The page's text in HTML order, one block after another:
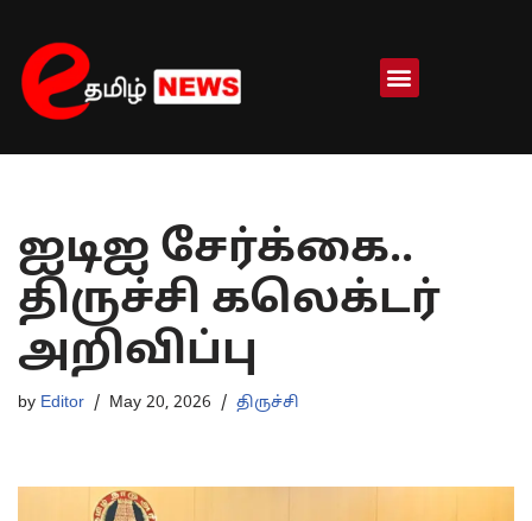
Skip
to
content
ஐடிஐ சேர்க்கை..
திருச்சி கலெக்டர்
அறிவிப்பு
by Editor May 20, 2026 திருச்சி